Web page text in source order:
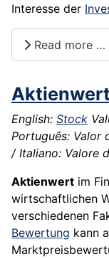
Interesse der
Read more …
Aktienwert
English: Stock
Português: Valor
/ Italiano: Valore
Aktienwert im
wirtschaftlichen
verschiedenen
Bewertung kann